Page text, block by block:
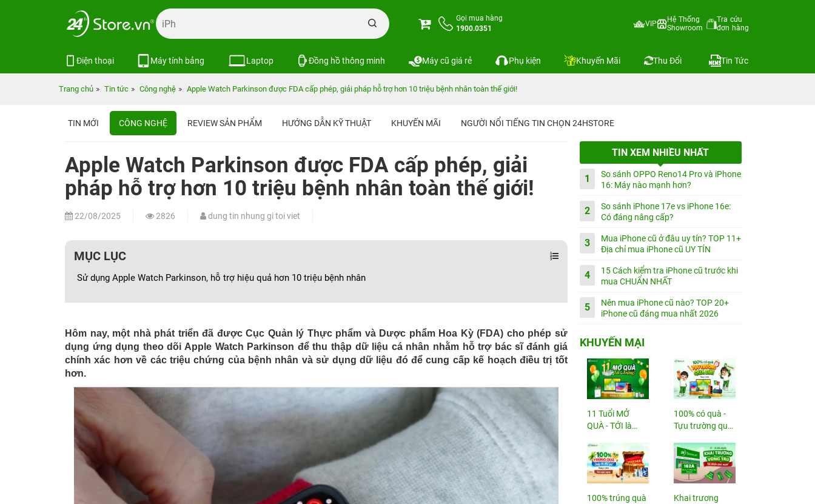
Gọi mua hàng
1900.0351
VIP
Hệ Thống
Showroom
Tra cứu
đơn hàng
Điện thoại Máy tính bảng Laptop Đồng hồ thông minh Máy cũ giá rẻ Phụ kiện Khuyến Mãi Thu Đổi Tin Tức
Trang chủ Tin tức Công nghệ Apple Watch Parkinson được FDA cấp phép, giải pháp hỗ trợ hơn 10 triệu bệnh nhân toàn thế giới!
TIN MỚI CÔNG NGHỆ REVIEW SẢN PHẨM HƯỚNG DẪN KỸ THUẬT KHUYẾN MÃI NGƯỜI NỔI TIẾNG TIN CHỌN 24HSTORE
Apple Watch Parkinson được FDA cấp phép, giải
pháp hỗ trợ hơn 10 triệu bệnh nhân toàn thế giới!
22/08/2025 2826 dung tin nhung gi toi viet
MỤC LỤC
Sử dụng Apple Watch Parkinson, hỗ trợ hiệu quả hơn 10 triệu bệnh nhân
Hôm nay, một nhà phát triển đã được Cục Quản lý Thực phẩm và Dược phẩm Hoa Kỳ (FDA) cho phép sử
dụng ứng dụng theo dõi Apple Watch Parkinson để thu thập dữ liệu cá nhân nhằm hỗ trợ bác sĩ đánh giá
chính xác hơn về các triệu chứng của bệnh nhân và sử dụng dữ liệu đó để cung cấp kế hoạch điều trị tốt
hơn.
TIN XEM NHIỀU NHẤT
1
So sánh OPPO Reno14 Pro và iPhone
16: Máy nào mạnh hơn?
2
So sánh iPhone 17e vs iPhone 16e:
Có đáng nâng cấp?
3
Mua iPhone cũ ở đâu uy tín? TOP 11+
Địa chỉ mua iPhone cũ UY TÍN
4
15 Cách kiểm tra iPhone cũ trước khi
mua CHUẨN NHẤT
5
Nên mua iPhone cũ nào? TOP 20+
iPhone cũ đáng mua nhất 2026
KHUYẾN MẠI
11 Tuổi MỞ
QUÀ - TỚI là
100% có quà -
Tựu trường quá
100% trúng quà
Khai trương